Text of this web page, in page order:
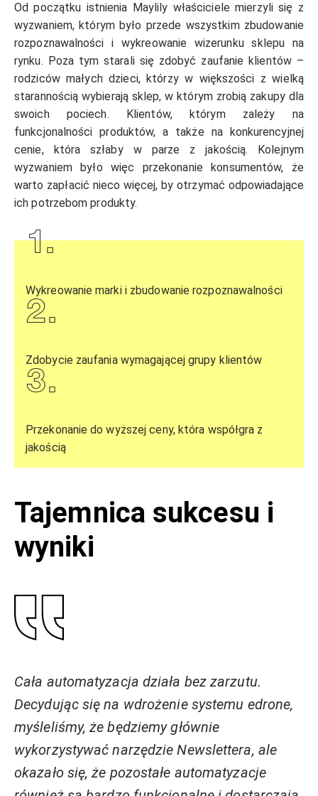
Od początku istnienia Maylily właściciele mierzyli się z
wyzwaniem, którym było przede wszystkim zbudowanie
rozpoznawalności i wykreowanie wizerunku sklepu na
rynku. Poza tym starali się zdobyć zaufanie klientów –
rodziców małych dzieci, którzy w większości z wielką
starannością wybierają sklep, w którym zrobią zakupy dla
swoich pociech. Klientów, którym zależy na
funkcjonalności produktów, a także na konkurencyjnej
cenie, która szłaby w parze z jakością. Kolejnym
wyzwaniem było więc przekonanie konsumentów, że
warto zapłacić nieco więcej, by otrzymać odpowiadające
ich potrzebom produkty.
1.
Wykreowanie marki i zbudowanie rozpoznawalności
2.
Zdobycie zaufania wymagającej grupy klientów
3.
Przekonanie do wyższej ceny, która współgra z
jakością
Tajemnica sukcesu i
wyniki
Cała automatyzacja działa bez zarzutu.
Decydując się na wdrożenie systemu edrone,
myśleliśmy, że będziemy głównie
wykorzystywać narzędzie Newslettera, ale
okazało się, że pozostałe automatyzacje